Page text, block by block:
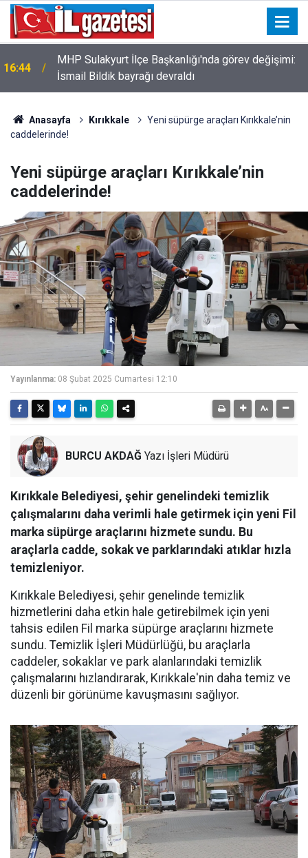
16:44
MHP Sulakyurt İlçe Başkanlığı'nda görev değişimi:
İsmail Bildik bayrağı devraldı
Anasayfa Kırıkkale
Yeni süpürge araçları Kırıkkale’nin
caddelerinde!
Yeni süpürge araçları Kırıkkale’nin
caddelerinde!
Yayınlanma: 08 Şubat 2025 Cumartesi 12:10
BURCU AKDAĞ Yazı İşleri Müdürü
Kırıkkale Belediyesi, şehir genelindeki temizlik
çalışmalarını daha verimli hale getirmek için yeni Fil
marka süpürge araçlarını hizmete sundu. Bu
araçlarla cadde, sokak ve parklarındaki atıklar hızla
temizleniyor.
Kırıkkale Belediyesi, şehir genelinde temizlik
hizmetlerini daha etkin hale getirebilmek için yeni
tahsis edilen Fil marka süpürge araçlarını hizmete
sundu. Temizlik İşleri Müdürlüğü, bu araçlarla
caddeler, sokaklar ve park alanlarındaki temizlik
çalışmalarını hızlandırarak, Kırıkkale'nin daha temiz ve
düzenli bir görünüme kavuşmasını sağlıyor.